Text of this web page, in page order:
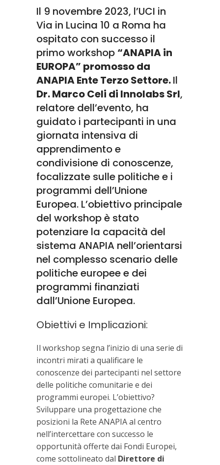
Il 9 novembre 2023, l’UCI in
Via in Lucina 10 a Roma ha
ospitato con successo il
primo workshop “ANAPIA in
EUROPA” promosso da
ANAPIA Ente Terzo Settore.Il
Dr. Marco Celi di Innolabs Srl,
relatore dell’evento, ha
guidato i partecipanti in una
giornata intensiva di
apprendimento e
condivisione di conoscenze,
focalizzate sulle politiche e i
programmi dell’Unione
Europea. L’obiettivo principale
del workshop è stato
potenziare la capacità del
sistema ANAPIA nell’orientarsi
nel complesso scenario delle
politiche europee e dei
programmi finanziati
dall’Unione Europea.
Obiettivi e Implicazioni:
Il workshop segna l’inizio di una serie di
incontri mirati a qualificare le
conoscenze dei partecipanti nel settore
delle politiche comunitarie e dei
programmi europei. L’obiettivo?
Sviluppare una progettazione che
posizioni la Rete ANAPIA al centro
nell’intercettare con successo le
opportunità offerte dai Fondi Europei,
come sottolineato dal Direttore di